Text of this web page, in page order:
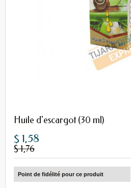
Huile d'escargot (30 ml)
$ 1,58
$ 1,76
Point de fidélité pour ce produit